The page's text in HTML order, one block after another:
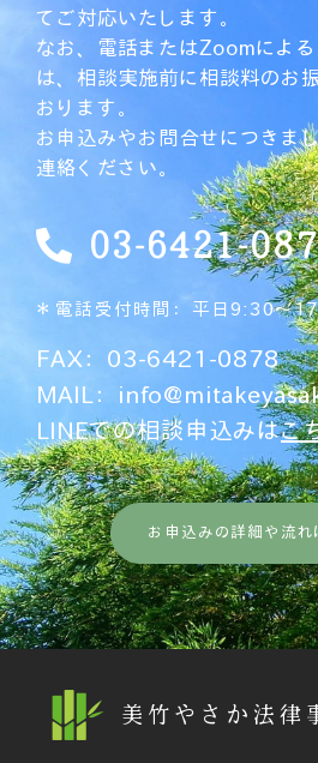
てご対応いたします。
なお、電話またはZoomによ
は、相談実施前に相談料のお
おります。
お申込みやお問合せにつきま
連絡ください。
03-6421-
＊電話受付時間：平日9:30～
FAX：03-6421-0878
MAIL：
LINEでの相談申込みはこ
お申込みの詳細や流れ
美竹やさか法律